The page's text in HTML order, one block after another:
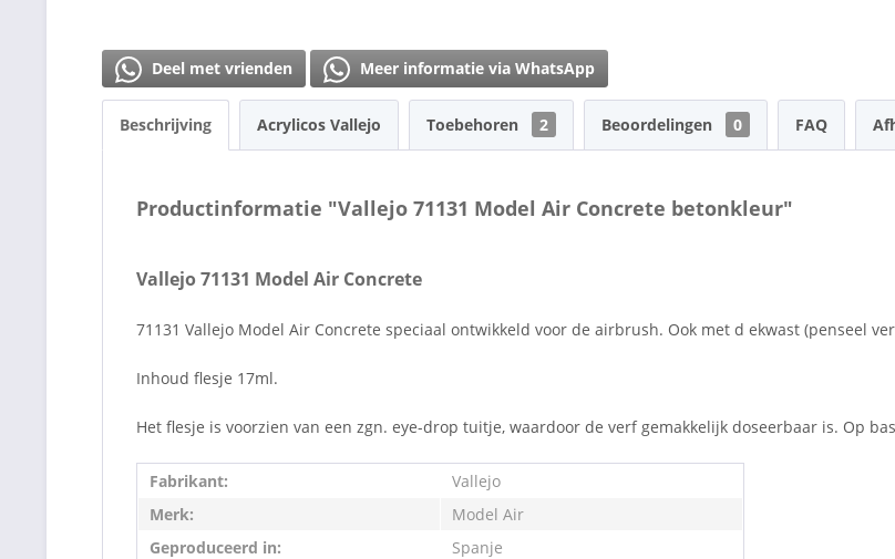
Deel met vrienden Meer informatie via WhatsApp
Beschrijving Acrylicos Vallejo Toebehoren 2 Beoordelingen 0 FAQ
Productinformatie "Vallejo 71131 Model Air Concrete betonkleur"
Vallejo 71131 Model Air Concrete
71131 Vallejo Model Air Concrete speciaal ontwikkeld voor de airbrush. Ook met d ekwast (penseel
Inhoud flesje 17ml.
Het flesje is voorzien van een zgn. eye-drop tuitje, waardoor de verf gemakkelijk doseerbaar is. Op
Fabrikant:
Vallejo
Merk:
Model Air
Geproduceerd in:
Spanje